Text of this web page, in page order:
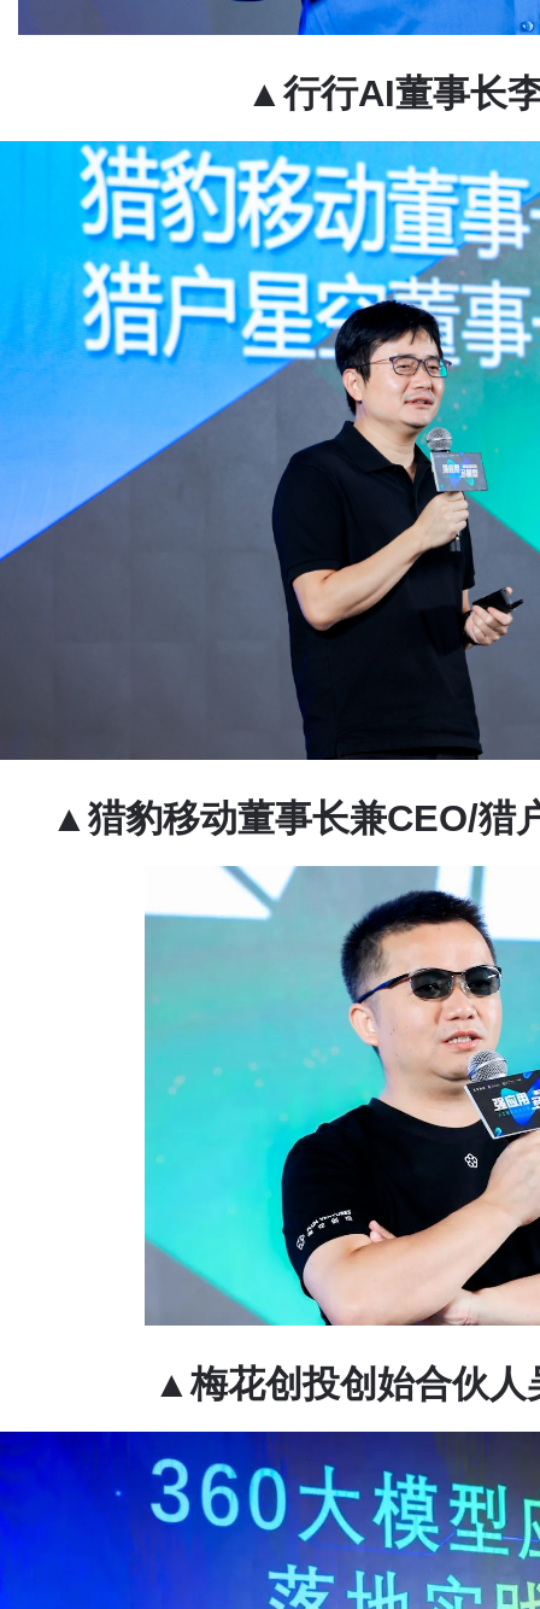
▲行行AI董事长
▲ 猎豹移动董事长兼CEO/猎
▲梅花创投创始合伙人